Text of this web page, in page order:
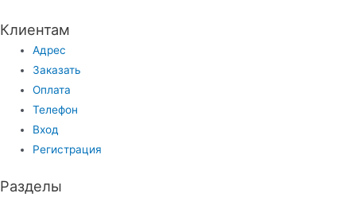
Клиентам
Адрес
Заказать
Оплата
Телефон
Вход
Регистрация
Разделы